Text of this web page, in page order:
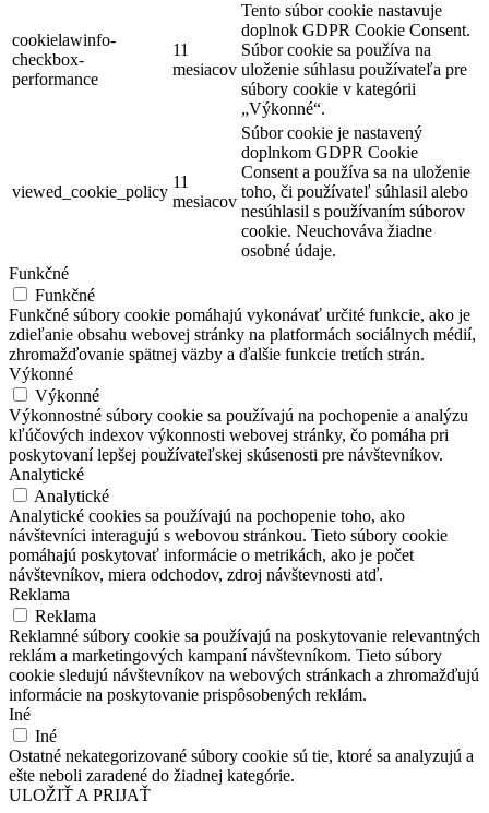
cookielawinfo-
checkbox-
performance
11
mesiacov
Tento súbor cookie nastavuje
doplnok GDPR Cookie Consent.
Súbor cookie sa používa na
uloženie súhlasu používateľa pre
súbory cookie v kategórii
„Výkonné“.
viewed_cookie_policy
11
mesiacov
Súbor cookie je nastavený
doplnkom GDPR Cookie
Consent a používa sa na uloženie
toho, či používateľ súhlasil alebo
nesúhlasil s používaním súborov
cookie. Neuchováva žiadne
osobné údaje.
Funkčné
Funkčné
Funkčné súbory cookie pomáhajú vykonávať určité funkcie, ako je
zdieľanie obsahu webovej stránky na platformách sociálnych médií,
zhromažďovanie spätnej väzby a ďalšie funkcie tretích strán.
Výkonné
Výkonné
Výkonnostné súbory cookie sa používajú na pochopenie a analýzu
kľúčových indexov výkonnosti webovej stránky, čo pomáha pri
poskytovaní lepšej používateľskej skúsenosti pre návštevníkov.
Analytické
Analytické
Analytické cookies sa používajú na pochopenie toho, ako
návštevníci interagujú s webovou stránkou. Tieto súbory cookie
pomáhajú poskytovať informácie o metrikách, ako je počet
návštevníkov, miera odchodov, zdroj návštevnosti atď.
Reklama
Reklama
Reklamné súbory cookie sa používajú na poskytovanie relevantných
reklám a marketingových kampaní návštevníkom. Tieto súbory
cookie sledujú návštevníkov na webových stránkach a zhromažďujú
informácie na poskytovanie prispôsobených reklám.
Iné
Iné
Ostatné nekategorizované súbory cookie sú tie, ktoré sa analyzujú a
ešte neboli zaradené do žiadnej kategórie.
ULOŽIŤ A PRIJAŤ